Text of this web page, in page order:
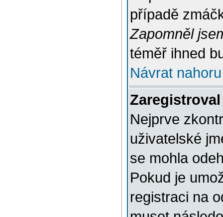
případě
Zapomněl
téměř ihned
Návrat nahoru
Nejprve
uživatelské
se mohla
Pokud je
registraci na